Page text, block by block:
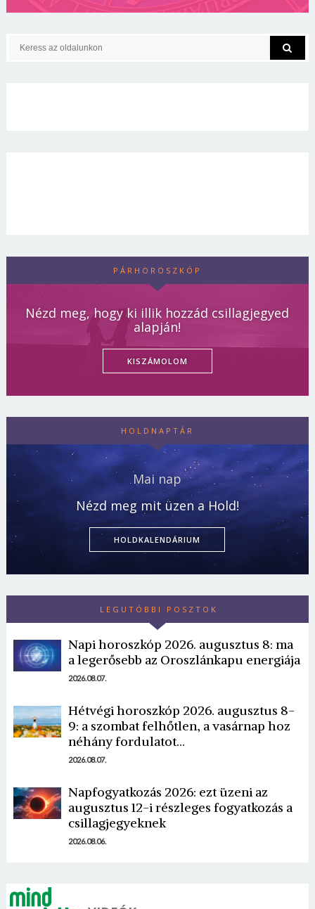
PÁRHOROSZKÓP
Nézd meg, hogy ki illik hozzád csillagjegyed
alapján!
KISZÁMOLOM
HOLDNAPTÁR
Mai nap
Nézd meg mit üzen a Hold!
HOLDKALENDÁRIUM
LEGUTÓBBI POSZTOK
Napi horoszkóp 2026. augusztus 8: ma
a legerősebb az Oroszlánkapu energiája
2026.08.07.
Hétvégi horoszkóp 2026. augusztus 8-
9: a szombat felhőtlen, a vasárnap hoz
néhány fordulatot…
2026.08.07.
Napfogyatkozás 2026: ezt üzeni az
augusztus 12-i részleges fogyatkozás a
csillagjegyeknek
2026.08.06.